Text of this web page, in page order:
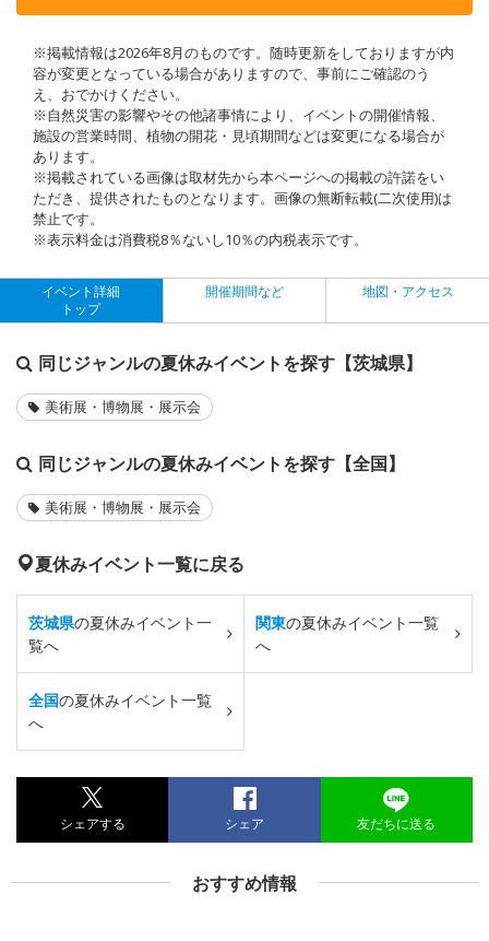
※掲載情報は2026年8月のものです。随時更新をしておりますが内
容が変更となっている場合がありますので、事前にご確認のう
え、おでかけください。
※自然災害の影響やその他諸事情により、イベントの開催情報、
施設の営業時間、植物の開花・見頃期間などは変更になる場合が
あります。
※掲載されている画像は取材先から本ページへの掲載の許諾をい
ただき、提供されたものとなります。画像の無断転載(二次使用)は
禁止です。
※表示料金は消費税8％ないし10％の内税表示です。
イベント詳細
トップ
開催期間など 地図・アクセス
同じジャンルの夏休みイベントを探す【茨城県】
美術展・博物展・展示会
同じジャンルの夏休みイベントを探す【全国】
美術展・博物展・展示会
夏休みイベント一覧に戻る
茨城県の夏休みイベント一
覧へ
関東の夏休みイベント一覧
へ
全国の夏休みイベント一覧
へ
シェアする シェア 友だちに送る
おすすめ情報